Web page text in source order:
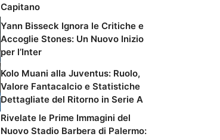
Capitano
Yann Bisseck Ignora le Critiche e
Accoglie Stones: Un Nuovo Inizio
per l’Inter
Kolo Muani alla Juventus: Ruolo,
Valore Fantacalcio e Statistiche
Dettagliate del Ritorno in Serie A
Rivelate le Prime Immagini del
Nuovo Stadio Barbera di Palermo: